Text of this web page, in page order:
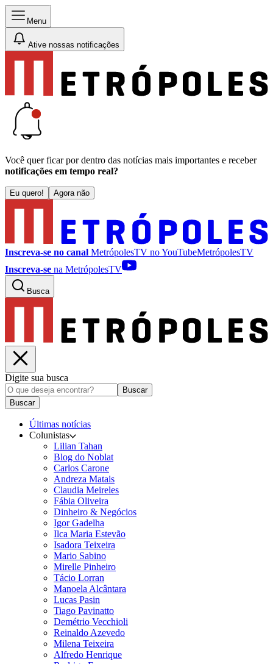
Menu
Ative nossas notificações
Você quer ficar por dentro das notícias mais importantes e receber
notificações em tempo real?
Eu quero! Agora não
Inscreva-se no canal MetrópolesTV noYouTubeMetrópolesTV
Inscreva-se na MetrópolesTV
Busca
Digite sua busca
Buscar
Buscar
Últimas notícias
Colunistas
Lilian Tahan
Blog do Noblat
Carlos Carone
Andreza Matais
Claudia Meireles
Fábia Oliveira
Dinheiro & Negócios
Igor Gadelha
Ilca Maria Estevão
Isadora Teixeira
Mario Sabino
Mirelle Pinheiro
Tácio Lorran
Manoela Alcântara
Lucas Pasin
Tiago Pavinatto
Demétrio Vecchioli
Reinaldo Azevedo
Milena Teixeira
Alfredo Henrique